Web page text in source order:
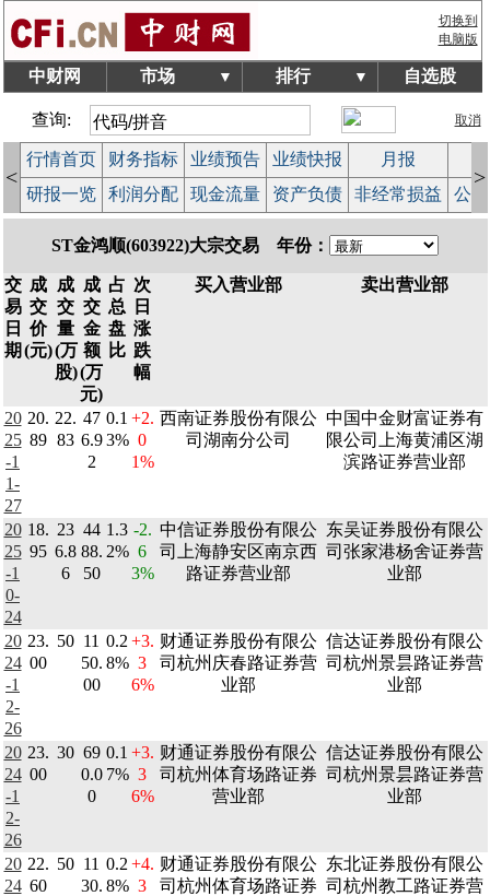
切换到
电脑版
中财网 市场 ▼ 排行 ▼ 自选股
查询: 取消
<
行情首页 财务指标 业绩预告 业绩快报 月报
研报一览
利润分配 现金流量 资产负债 非经常损益 公
>
ST金鸿顺(603922)大宗交易 年份：
交
易
日
期
成
交
价
(元)
成
交
量
(万
股)
成
交
金
额
(万
元)
占
总
盘
比
次
日
涨
跌
幅
买入营业部 卖出营业部
20
25
-1
1-
27
20.
89
22.
83
47
6.9
2
0.1
3%
+2.
0
1%
西南证券股份有限公
司湖南分公司
中国中金财富证券有
限公司上海黄浦区湖
滨路证券营业部
20
25
-1
0-
24
18.
95
23
6.8
6
44
88.
50
1.3
2%
-2.
6
3%
中信证券股份有限公
司上海静安区南京西
路证券营业部
东吴证券股份有限公
司张家港杨舍证券营
业部
20
24
-1
2-
26
23.
00
50 11
50.
00
0.2
8%
+3.
3
6%
财通证券股份有限公
司杭州庆春路证券营
业部
信达证券股份有限公
司杭州景昙路证券营
业部
20
24
-1
2-
26
23.
00
30 69
0.0
0
0.1
7%
+3.
3
6%
财通证券股份有限公
司杭州体育场路证券
营业部
信达证券股份有限公
司杭州景昙路证券营
业部
20
24
22.
60
50 11
30.
0.2
8%
+4.
3
财通证券股份有限公
司杭州体育场路证券
东北证券股份有限公
司杭州教工路证券营